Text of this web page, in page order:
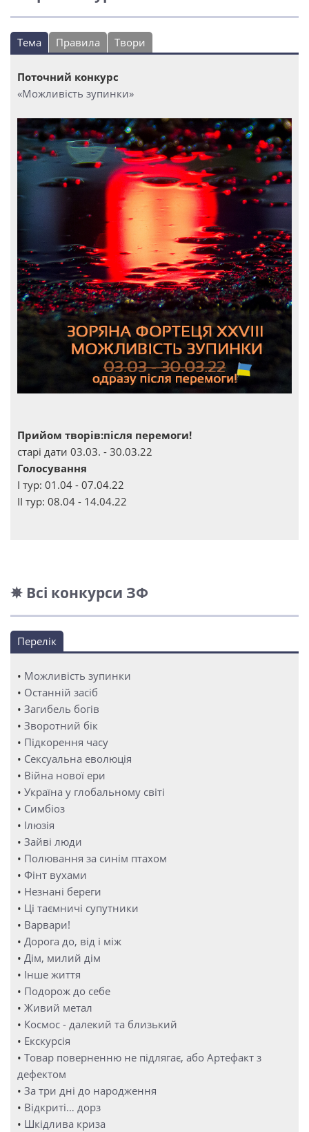
Тема Правила Твори
Поточний конкурс
«Можливість зупинки»
Прийом творів:після перемоги!
старі дати 03.03. - 30.03.22
Голосування
І тур: 01.04 - 07.04.22
ІІ тур: 08.04 - 14.04.22
✵ Всі конкурси ЗФ
Перелік
• Можливість зупинки
• Останній засіб
• Загибель богів
• Зворотний бік
• Підкорення часу
• Сексуальна еволюція
• Війна нової ери
• Україна у глобальному світі
• Симбіоз
• Ілюзія
• Зайві люди
• Полювання за синім птахом
• Фінт вухами
• Незнані береги
• Ці таємничі супутники
• Варвари!
• Дорога до, від і між
• Дім, милий дім
• Інше життя
• Подорож до себе
• Живий метал
• Космос - далекий та близький
• Екскурсія
• Товар поверненню не підлягає, або Артефакт з
дефектом
• За три дні до народження
• Відкриті… дорз
• Шкідлива криза